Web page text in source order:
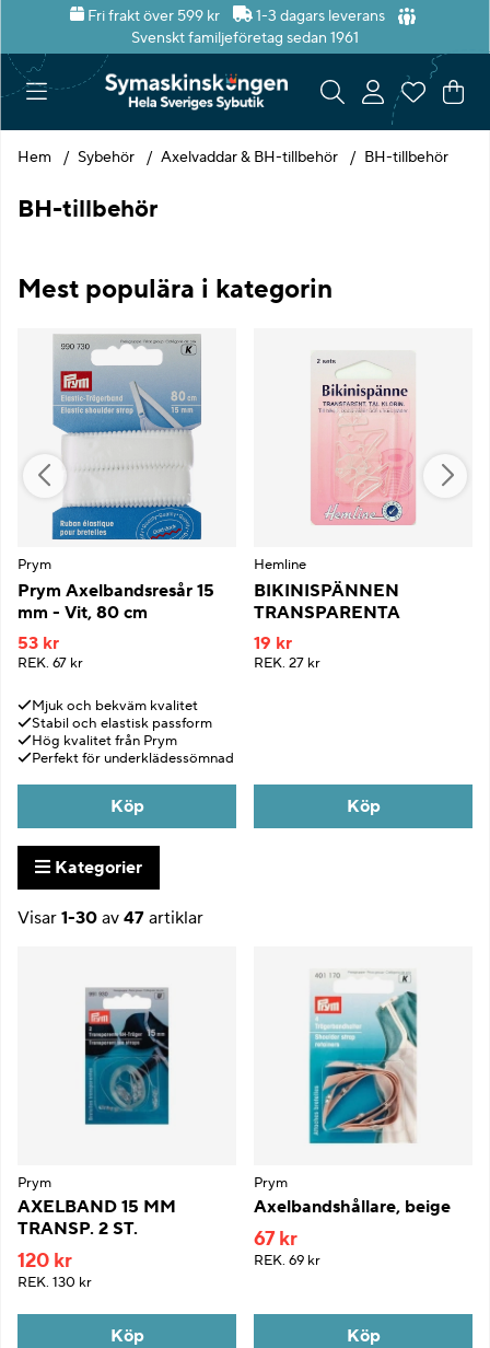
Fri frakt över 599 kr
1-3 dagars leverans
Svenskt familjeföretag sedan 1961
.
Hem Sybehör Axelvaddar & BH-tillbehör BH-tillbehör
BH-tillbehör
Mest populära i kategorin
Prym
Prym Axelbandsresår 15
mm - Vit, 80 cm
53 kr
REK. 67 kr
Mjuk och bekväm kvalitet
Stabil och elastisk passform
Hög kvalitet från Prym
Perfekt för underklädessömnad
Köp
Hemline
BIKINISPÄNNEN
TRANSPARENTA
19 kr
REK. 27 kr
Köp
Kategorier
Visar 1-30 av 47 artiklar
Prym
AXELBAND 15 MM
TRANSP. 2 ST.
120 kr
REK. 130 kr
Köp
Prym
Axelbandshållare, beige
67 kr
REK. 69 kr
Köp